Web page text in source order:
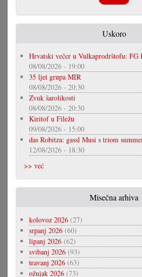
Uskoro
Hrvatski večer u Vulkaprodrštofu: FG
08/08/2026 - 19:00
35 ljet grupa MIR
08/08/2026 - 20:30
Zvuk šarolikosti
08/08/2026 - 20:30
Kiritof u Filežu
09/08/2026 - 15:00
das Robitza: gassl Musi s triom
12/08/2026 - 18:30
>> već
Misečna arhiva
kolovoz 2026 (27)
srpanj 2026 (60)
lipanj 2026 (62)
svibanj 2026 (93)
travanj 2026 (63)
ožujak 2026 (73)